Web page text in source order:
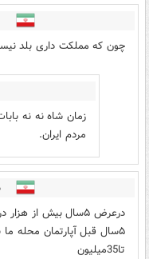
چون که مملکت داری بلد
زمان شاه نه نه
مردم ایران.
تا35میلیون